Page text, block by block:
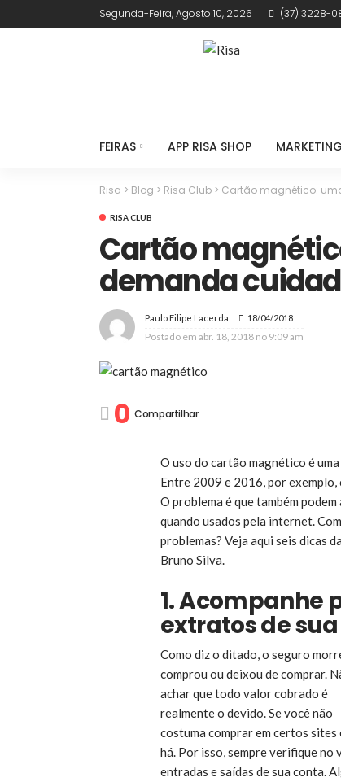
Segunda-Feira, Agosto 10, 2026 (37) 3228-
FEIRAS APP RISA SHOP
Risa > Blog > Risa Club > Cartão magnético:
RISA CLUB
Cartão
demanda
Paulo Filipe Lacerda 18/04/2018
Postado em abr. 18, 2018 no 9:09 am
0 Compartilhar
O uso do cartão magnético é
Entre 2009 e 2016, por exemplo,
O problema é que também
quando usados pela internet.
problemas? Veja aqui seis dicas
Bruno Silva.
1. Acompanhe
extratos de
Como diz o ditado, o seguro
comprou ou deixou de comprar.
achar que todo valor cobrado é
realmente o devido. Se você não
costuma comprar em certos sites
há. Por isso, sempre verifique no
entradas e saídas de sua conta.